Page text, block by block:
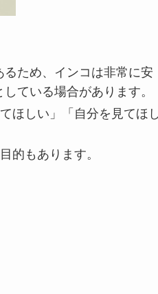
ため、インコは非常に安
ている場合があります。
ほしい」「自分を見てほ
的もあります。